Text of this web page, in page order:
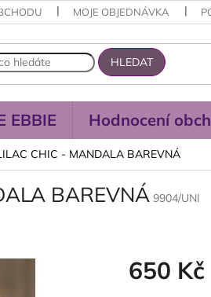
MOJE OBJEDNÁVKA
HLEDAT
EBBIE Hodnocení
CHIC - MANDALA BAREVNÁ
BAREVNÁ 9904/UNI
650 Kč